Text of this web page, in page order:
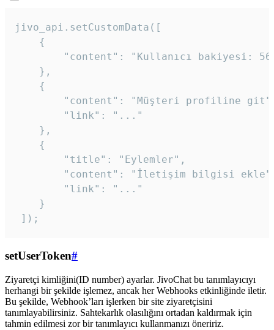
jivo_api.setCustomData([
    {
"content": "Kullanıcı bakiyesi:
    },
    {
"content": "Müşteri profiline
        "link": "..."
    },
    {
        "title": "Eylemler",
"content": "İletişim bilgisi
        "link": "..."
    }
]);
setUserToken#
Ziyaretçi kimliğini(ID number) ayarlar. JivoChat bu tanımlayıcıyı
herhangi bir şekilde işlemez, ancak her Webhooks etkinliğinde iletir.
Bu şekilde, Webhook’ları işlerken bir site ziyaretçisini
tanımlayabilirsiniz. Sahtekarlık olasılığını ortadan kaldırmak için
tahmin edilmesi zor bir tanımlayıcı kullanmanızı öneririz.